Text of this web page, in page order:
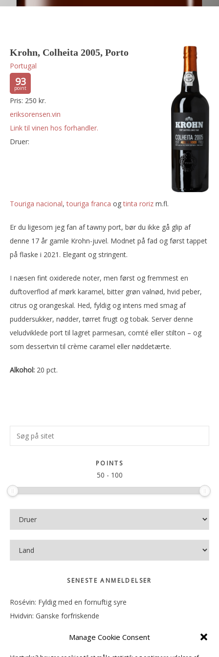
Manage Cookie Consent
Krohn, Colheita 2005, Porto
Portugal
93
Pris: 250 kr.
eriksorensen.vin
Link til vinen hos forhandler.
Druer:
touriga nacional,touriga franca ogtinta roriz m.fl.
Er du ligesom jeg fan af tawny port, bør du ikke gå glip af
denne 17 år gamle Krohn-juvel. Modnet på fad og først tappet
på flaske i 2021. Elegant og stringent.
I næsen fint oxiderede noter, men først og fremmest en
duftoverflod af mørk karamel, bitter grøn valnød, hvid peber,
citrus og orangeskal. Hed, fyldig og intens med smag af
puddersukker, nødder, tørret frugt og tobak. Server denne
veludviklede port til lagret parmesan, comté eller stilton – og
som dessertvin til crème caramel eller nøddetærte.
Alkohol: 20 pct.
Primær
Sidebar
Søg
på
POINTS
50 - 100
SENESTE ANMELDELSER
Rosévin: Fyldig med en fornuftig syre
Hvidvin: Ganske forfriskende
Hvidvin: Smørfedme og tropisk sødme